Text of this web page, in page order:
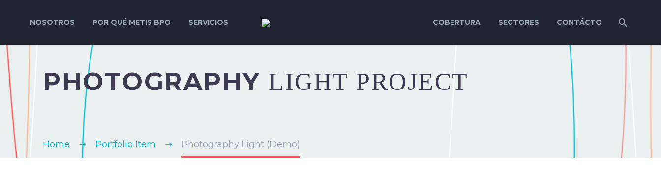
NOSOTROS POR QUÉ METIS BPO SERVICIOS COBERTURA SECTORES CONTÁCTO
PHOTOGRAPHY LIGHT PROJECT
Home Portfolio Item Photography Light (Demo)